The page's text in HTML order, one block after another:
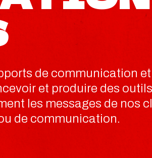
de communication
et produire des
les messages de nos
de communication.